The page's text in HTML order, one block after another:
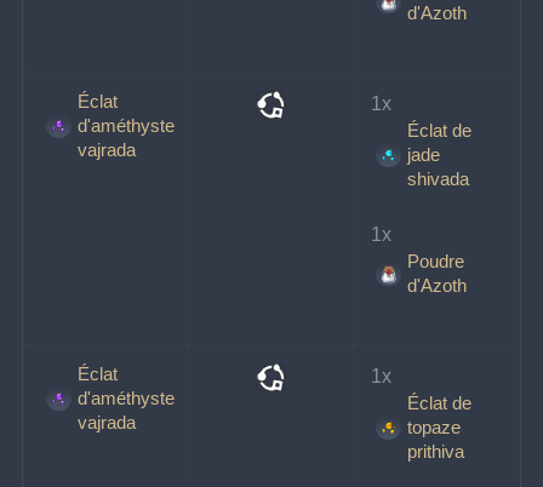
d'Azoth
Éclat
d'améthyste
vajrada
1x
Éclat de
jade
shivada
1x
Poudre
d'Azoth
Éclat
d'améthyste
vajrada
1x
Éclat de
topaze
prithiva